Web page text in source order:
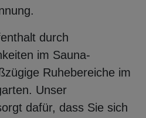
durch
im Sauna-
Ruhebereiche im
Unser
dafür, dass Sie sich